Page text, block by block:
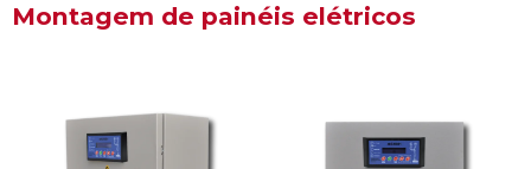
Montagem de painéis elétricos